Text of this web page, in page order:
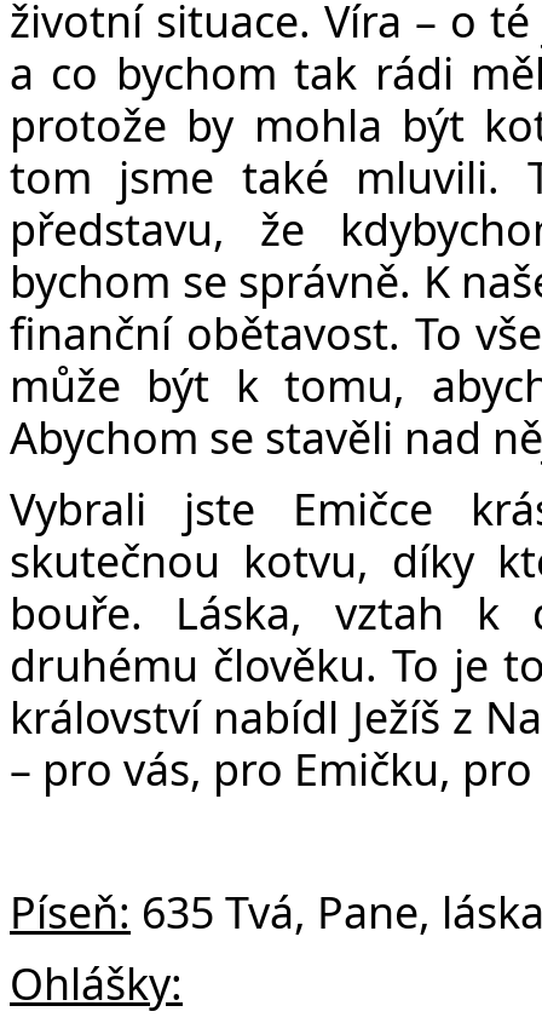
životní situace. Víra – o
a co bychom tak rádi
protože by mohla být
tom jsme také mluvili.
představu, že
bychom se správně. K
finanční obětavost. To
může být k tomu,
Abychom se stavěli nad
Vybrali jste Emičce
skutečnou kotvu, díky
bouře. Láska, vztah k
druhému člověku. To je
království nabídl Ježíš z
– pro vás, pro Emičku,
Píseň: 635 Tvá, Pane,
Ohlášky: